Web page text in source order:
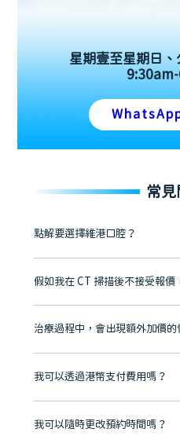
星期壹至星期日
常見
點解要選擇維港口腔？
維港口腔踐行「醫道濟世」的大學
牌」、「2025香港企業領袖品牌」
至今已服務超過三十個國家和地區
市市民極高的口碑評價及信任推薦
有咨詢及服務保障中心，有任何問
假如我在 CT 掃描後不接受報價
不會！只要未開始實際服務之前，
治療過程中，會出現額外加價的
不會，治療前我們會詳細說明治療
我可以透過港幣支付費用嗎？
可以。維港口腔會按照當日匯率轉
我可以隨時更改預約時間嗎？